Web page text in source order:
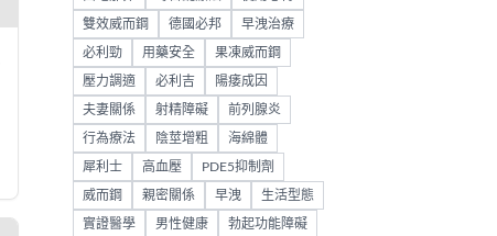
雙效威而鋼 德國必邦 早洩治療
必利勁 用藥安全 果凍威而鋼
壓力調適 必利吉 陽痿成因
夫妻關係 射精障礙 前列腺炎
行為療法 陰莖增粗 海綿體
犀利士 高血壓 PDE5抑制劑
威而鋼 親密關係 早洩 生活型態
實證醫學 男性健康 勃起功能障礙